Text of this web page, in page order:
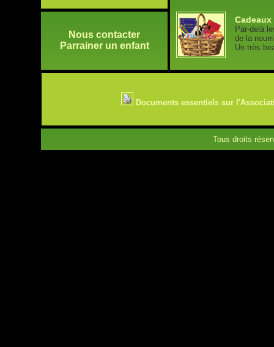
Par-delà
de la
Un très
Nous contacter
Parrainer un enfant
Documents essentiels sur
Tous droits